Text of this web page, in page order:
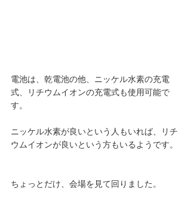
電池は、乾電池の他、ニッケル水素の充電
式、リチウムイオンの充電式も使用可能で
す。
ニッケル水素が良いという人もいれば、リチ
ウムイオンが良いという方もいるようです。
ちょっとだけ、会場を見て回りました。